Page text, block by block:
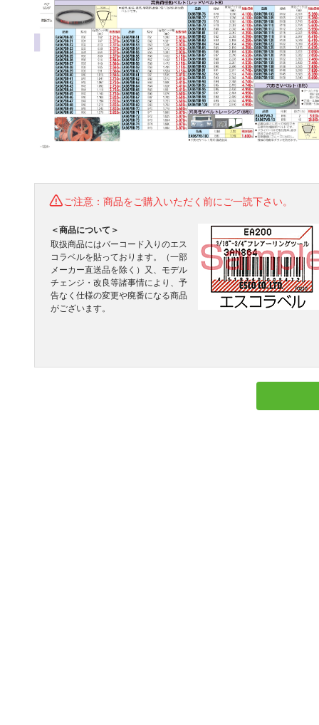
ご注意：商品をご購入いただく前にご一読下さい。
＜商品について＞
取扱商品にはバーコード入りのエス
コラベルを貼っております。（一部
メーカー直送品を除く）又、モデル
チェンジ・改良等諸事情により、予
告なく仕様の変更や廃番になる商品
がございます。